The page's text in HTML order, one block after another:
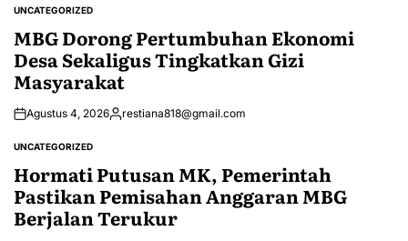
POSTED
UNCATEGORIZED
MBG Dorong Pertumbuhan Ekonomi
Desa Sekaligus Tingkatkan Gizi
Masyarakat
Agustus 4, 2026Posted
restiana818@gmail.com
POSTED
UNCATEGORIZED
Hormati Putusan MK, Pemerintah
Pastikan Pemisahan Anggaran MBG
Berjalan Terukur